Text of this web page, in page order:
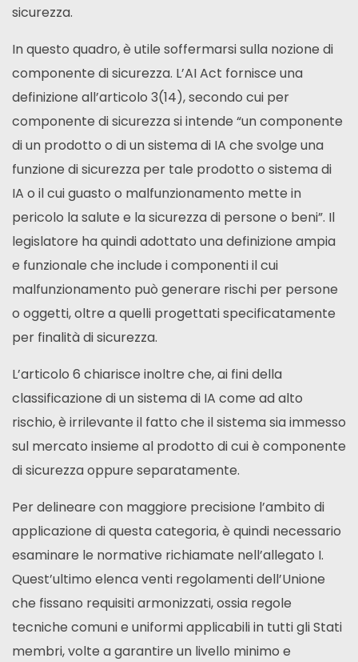
sicurezza.
In questo quadro, è utile soffermarsi sulla nozione di
componente di sicurezza. L’AI Act fornisce una
definizione all’articolo 3(14), secondo cui per
componente di sicurezza si intende “un componente
di un prodotto o di un sistema di IA che svolge una
funzione di sicurezza per tale prodotto o sistema di
IA o il cui guasto o malfunzionamento mette in
pericolo la salute e la sicurezza di persone o beni”. Il
legislatore ha quindi adottato una definizione ampia
e funzionale che include i componenti il cui
malfunzionamento può generare rischi per persone
o oggetti, oltre a quelli progettati specificatamente
per finalità di sicurezza.
L’articolo 6 chiarisce inoltre che, ai fini della
classificazione di un sistema di IA come ad alto
rischio, è irrilevante il fatto che il sistema sia immesso
sul mercato insieme al prodotto di cui è componente
di sicurezza oppure separatamente.
Per delineare con maggiore precisione l’ambito di
applicazione di questa categoria, è quindi necessario
esaminare le normative richiamate nell’allegato I.
Quest’ultimo elenca venti regolamenti dell’Unione
che fissano requisiti armonizzati, ossia regole
tecniche comuni e uniformi applicabili in tutti gli Stati
membri, volte a garantire un livello minimo e